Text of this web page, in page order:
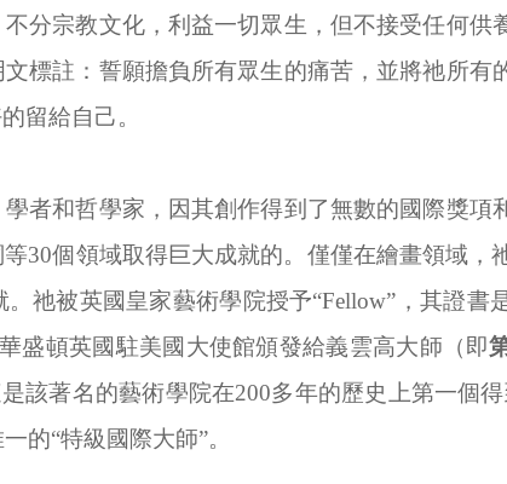
分宗教文化，利益一切眾生，但不接受任何供
標註：誓願擔負所有眾生的痛苦，並將祂所有
留給自己。
者和哲學家，因其創作得到了無數的國際獎項
30個領域取得巨大成就的。僅僅在繪畫領域，
祂被英國皇家藝術學院授予“Fellow”，其證書
盛頓英國駐美國大使館頒發給義雲高大師（即
該著名的藝術學院在200多年的歷史上第一個
的“特級國際大師”。